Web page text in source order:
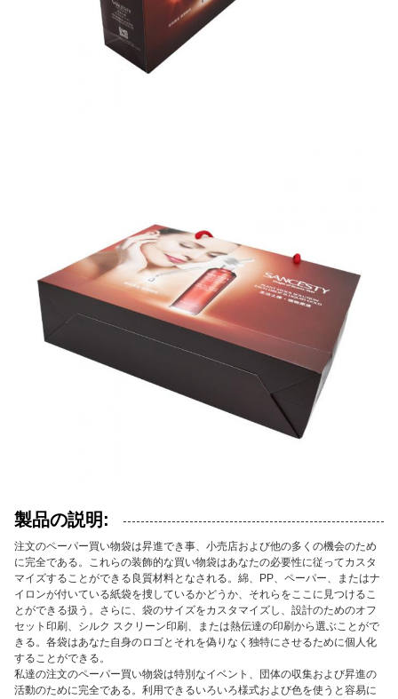
製品の説明:
注文のペーパー買い物袋は昇進でき事、小売店および他の多くの機会のため
に完全である。これらの装飾的な買い物袋はあなたの必要性に従ってカスタ
マイズすることができる良質材料となされる。綿、PP、ペーパー、またはナ
イロンが付いている紙袋を捜しているかどうか、それらをここに見つけるこ
とができる扱う。さらに、袋のサイズをカスタマイズし、設計のためのオフ
セット印刷、シルク スクリーン印刷、または熱伝達の印刷から選ぶことがで
きる。各袋はあなた自身のロゴとそれを偽りなく独特にさせるために個人化
することができる。
私達の注文のペーパー買い物袋は特別なイベント、団体の収集および昇進の
活動のために完全である。利用できるいろいろ様式および色を使うと容易に